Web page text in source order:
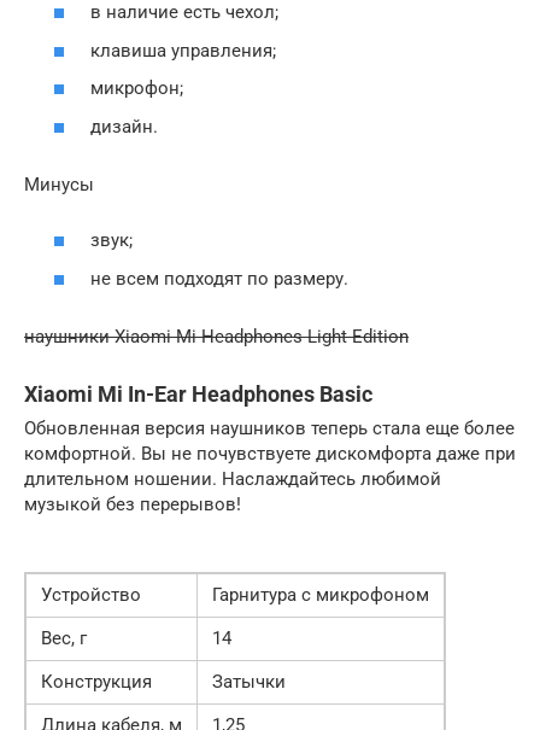
в наличие есть чехол;
клавиша управления;
микрофон;
дизайн.
Минусы
звук;
не всем подходят по размеру.
наушники Xiaomi Mi Headphones Light Edition
Xiaomi Mi In-Ear Headphones Basic
Обновленная версия наушников теперь стала еще более
комфортной. Вы не почувствуете дискомфорта даже при
длительном ношении. Наслаждайтесь любимой
музыкой без перерывов!
Устройство
Гарнитура с микрофоном
Вес, г
14
Конструкция
Затычки
Длина кабеля, м
1,25